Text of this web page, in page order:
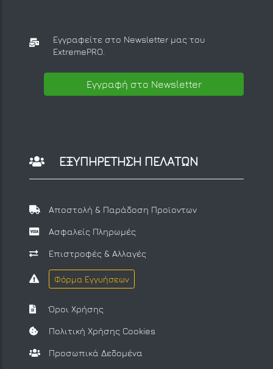
Εγγραφείτε στο Newsletter μας του
ExtremePRO.
Εγγραφή στο Newsletter
ΕΞΥΠΗΡΕΤΗΣΗ ΠΕΛΑΤΩΝ
Αποστολή & Παράδοση Προϊοντων
Ασφαλείς Πληρωμές
Επιστροφές & Αλλαγές
Φόρμα Εγγυήσεων
Όροι Χρήσης
Πολιτική Χρήσης Cookies
Προσωπικά Δεδομένα